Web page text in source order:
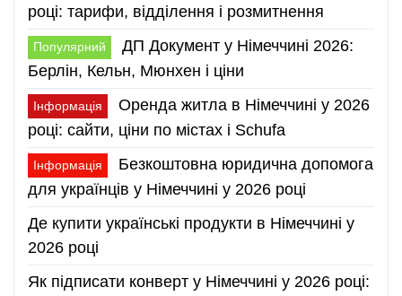
році: тарифи, відділення і розмитнення
Популярний
ДП Документ у Німеччині 2026:
Берлін, Кельн, Мюнхен і ціни
Інформація
Оренда житла в Німеччині у 2026
році: сайти, ціни по містах і Schufa
Інформація
Безкоштовна юридична допомога
для українців у Німеччині у 2026 році
Де купити українські продукти в Німеччині у
2026 році
Як підписати конверт у Німеччині у 2026 році: